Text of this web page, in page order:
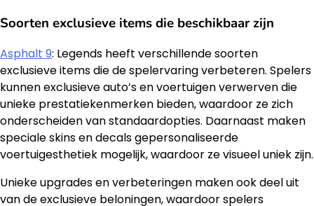
Soorten exclusieve items die beschikbaar zijn
Asphalt 9: Legends heeft verschillende soorten
exclusieve items die de spelervaring verbeteren. Spelers
kunnen exclusieve auto’s en voertuigen verwerven die
unieke prestatiekenmerken bieden, waardoor ze zich
onderscheiden van standaardopties. Daarnaast maken
speciale skins en decals gepersonaliseerde
voertuigesthetiek mogelijk, waardoor ze visueel uniek zijn.
Unieke upgrades en verbeteringen maken ook deel uit
van de exclusieve beloningen, waardoor spelers